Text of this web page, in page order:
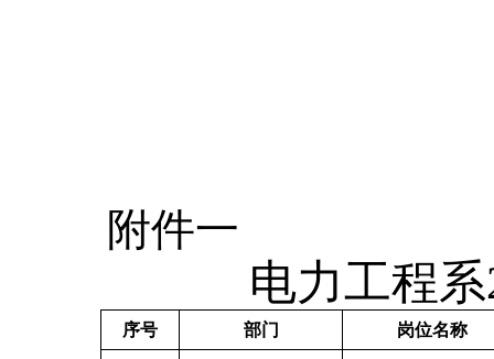
附件一
电力工程系
序号 部门 岗位名称